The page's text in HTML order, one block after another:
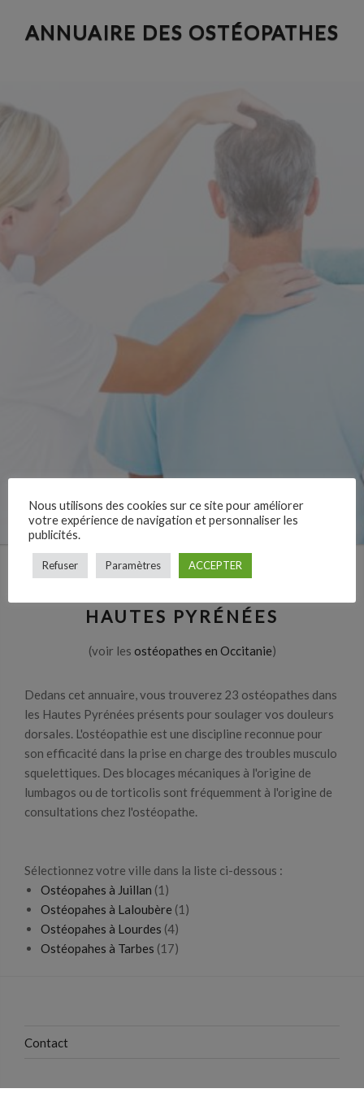
ANNUAIRE DES OSTÉOPATHES
HAUTES PYRÉNÉES
(voir les ostéopathes en Occitanie)
Dedans cet annuaire, vous trouverez 23 ostéopathes dans
les Hautes Pyrénées présents pour soulager vos douleurs
dorsales. L'ostéopathie est une discipline reconnue pour
son efficacité dans la prise en charge des troubles musculo
squelettiques. Des blocages mécaniques à l'origine de
lumbagos ou de torticolis sont fréquemment à l'origine de
consultations chez l'ostéopathe.
Sélectionnez votre ville dans la liste ci-dessous :
Ostéopahes à Juillan (1)
Ostéopahes à Laloubère (1)
Ostéopahes à Lourdes (4)
Ostéopahes à Tarbes (17)
Contact
Nous utilisons des cookies sur ce site pour améliorer
votre expérience de navigation et personnaliser les
publicités.
Refuser Paramètres ACCEPTER